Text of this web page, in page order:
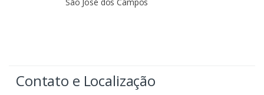
Contato e Localização